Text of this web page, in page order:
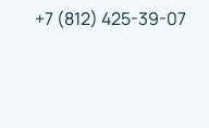
+7 (812) 425-39-07